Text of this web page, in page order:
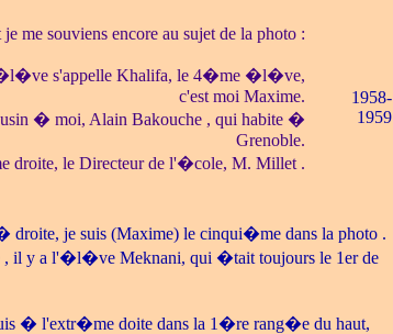
me souviens encore au sujet de la photo :
�l�ve s'appelle Khalifa, le 4�me �l�ve,
c'est moi Maxime.
� moi, Alain Bakouche , qui habite �
Grenoble.
droite, le Directeur de l'�cole, M. Millet .
1958-
1959
je suis (Maxime) le cinqui�me dans la photo .
il y a l'�l�ve Meknani, qui �tait toujours le 1er de
� l'extr�me doite dans la 1�re rang�e du haut,